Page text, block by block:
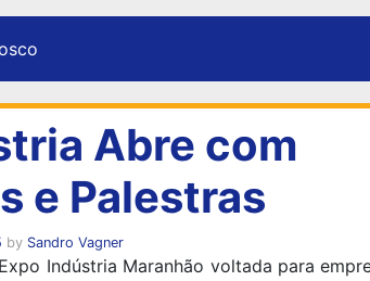
Abre com
e Palestras
by Sandro Vagner
Indústria Maranhão voltada para